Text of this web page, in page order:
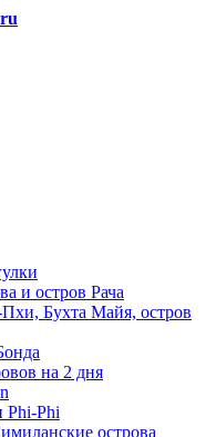
и остров Рача
Бухта Майя, остров
на 2 дня
Phi-Phi
острова